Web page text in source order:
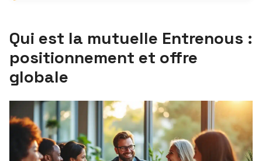
Qui est la mutuelle Entrenous :
positionnement et offre
globale